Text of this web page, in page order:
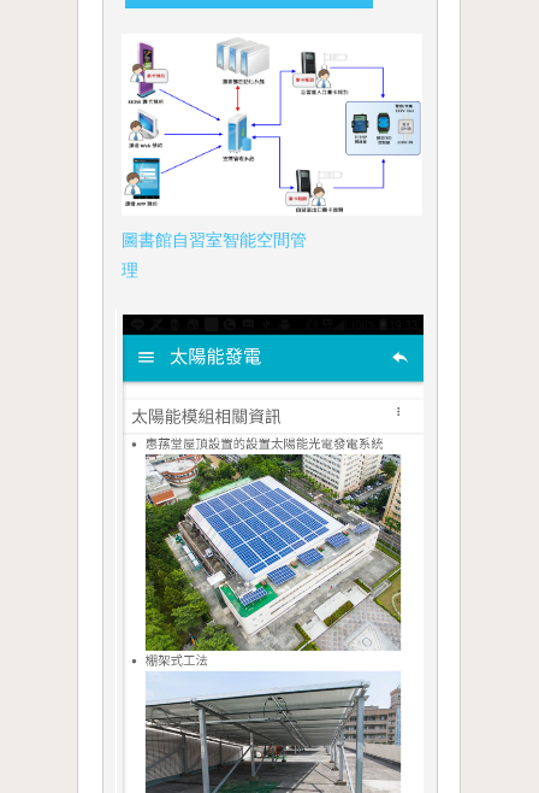
圖書館自習室智能空間管
理